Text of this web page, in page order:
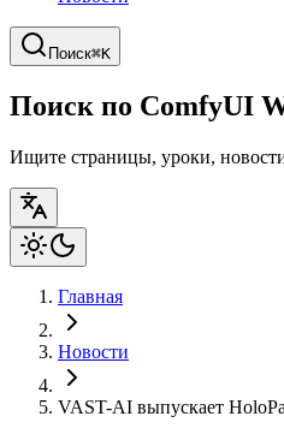
Поиск⌘K
Поиск по ComfyUI
Ищите страницы, уроки,
Главная
Новости
VAST-AI выпускает